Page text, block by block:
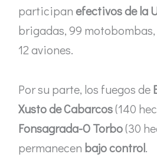
participanefectivos de la
brigadas, 99
12 aviones.
Por su parte, los fuegos de
Xusto de Cabarcos(140
Fonsagrada-O Torbo(30
permanecen bajo control.